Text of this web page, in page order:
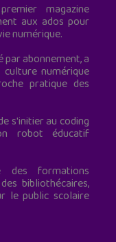
magazine
aux ados pour
numérique.
par abonnement, a
numérique
pratique des
s'initier au coding
robot éducatif
des formations
bibliothécaires,
le public scolaire